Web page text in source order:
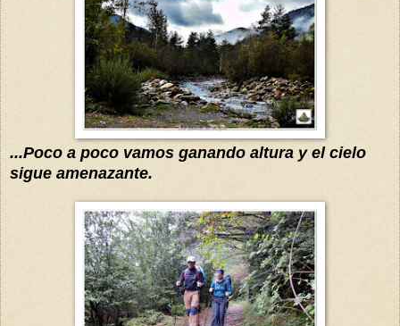
...Poco a poco vamos ganando altura y el cielo
sigue amenazante.